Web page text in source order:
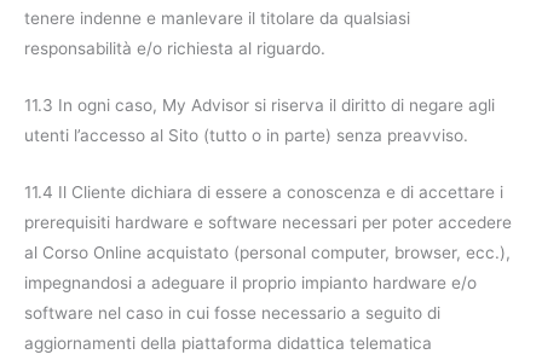
tenere indenne e manlevare il titolare da qualsiasi
responsabilità e/o richiesta al riguardo.
11.3 In ogni caso, My Advisor si riserva il diritto di negare agli
utenti l’accesso al Sito (tutto o in parte) senza preavviso.
11.4 Il Cliente dichiara di essere a conoscenza e di accettare i
prerequisiti hardware e software necessari per poter accedere
al Corso Online acquistato (personal computer, browser, ecc.),
impegnandosi a adeguare il proprio impianto hardware e/o
software nel caso in cui fosse necessario a seguito di
aggiornamenti della piattaforma didattica telematica